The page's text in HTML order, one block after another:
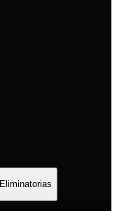
Eliminatorias